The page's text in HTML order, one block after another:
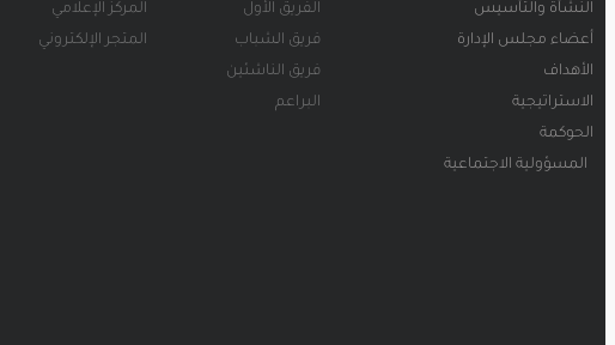
النشأة والتأسيس
أعضاء مجلس الإدارة
الأهداف
الاستراتيجية
الحوكمة
المسؤولية الاجتماعية
الفريق الأول
فريق الشباب
فريق الناشئين
البراعم
المركز الإعلامي
المتجر الإلكتروني